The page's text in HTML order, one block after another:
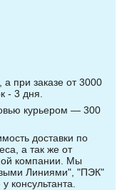
при заказе от 3000
- 3 дня.
курьером — 300
доставки по
а так же от
компании. Мы
Линиями", "ПЭК"
консультанта.